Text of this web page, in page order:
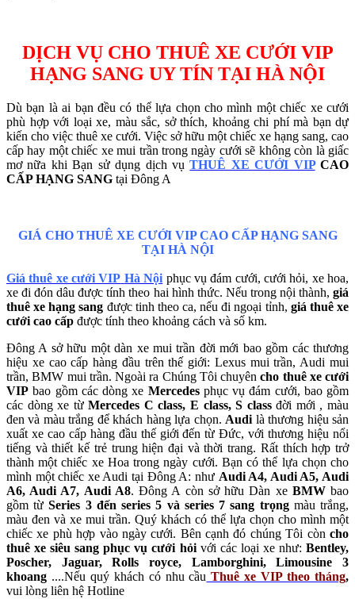
DỊCH VỤ CHO THUÊ XE CƯỚI VIP
HẠNG SANG UY TÍN TẠI HÀ NỘI
Dù bạn là ai bạn đều có thể lựa chọn cho mình một chiếc xe cưới
phù hợp với loại xe, màu sắc, sở thích, khoảng chi phí mà bạn dự
kiến cho việc thuê xe cưới. Việc sở hữu một chiếc xe hạng sang, cao
cấp hay một chiếc xe mui trần trong ngày cưới sẽ không còn là giấc
mơ nữa khi Bạn sử dụng dịch vụTHUÊ XE CƯỚI VIPCAO
CẤP HẠNG SANG tại Đông A
GIÁ CHO THUÊ XE CƯỚI VIP CAO CẤP HẠNG SANG
TẠI HÀ NỘI
Giá thuê xe cưới VIP Hà Nộiphục vụ đám cưới, cưới hỏi, xe hoa,
xe đi đón dâu được tính theo hai hình thức. Nếu trong nội thành, giá
thuê xe hạng sang được tinh theo ca, nếu đi ngoại tỉnh, giá thuê xe
cưới cao cấp được tính theo khoảng cách và số km.
Đông A sở hữu một dàn xe mui trần đời mới bao gồm các thương
hiệu xe cao cấp hàng đầu trên thế giới: Lexus mui trần, Audi mui
trần, BMW mui trần. Ngoài ra Chúng Tôi chuyêncho thuê xe cưới
VIP bao gồm các dòng xe Mercedesphục vụ đám cưới, bao gồm
các dòng xe từMercedes C class, E class, S classđời mới , màu
đen và màu trắng để khách hàng lựa chọn.Audilà thương hiệu sản
xuất xe cao cấp hàng đầu thế giới đến từ Đức, với thương hiệu nổi
tiếng và thiết kế trẻ trung hiện đại và thời trang. Rất thích hợp trở
thành một chiếc xe Hoa trong ngày cưới. Bạn có thể lựa chọn cho
mình một chiếc xe Audi tại Đông A: như Audi A4, Audi A5, Audi
A6, Audi A7, Audi A8. Đông A còn sở hữu Dàn xe BMWbao
gồm từSeries 3 đến series 5 và series 7 sang trọngmàu trắng,
màu đen và xe mui trần. Quý khách có thể lựa chọn cho mình một
chiếc xe phù hợp vào ngày cưới. Bên cạnh đó chúng Tôi còn cho
thuê xe siêu sang phục vụ cưới hỏivới các loại xe như:Bentley,
Poscher, Jaguar, Rolls royce, Lamborghini, Limousine 3
khoang ....Nếu quý khách có nhu cầu Thuê xe VIP theo tháng,
vui lòng liên hệ Hotline